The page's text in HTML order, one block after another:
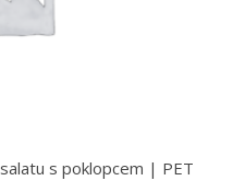
s poklopcem | PET